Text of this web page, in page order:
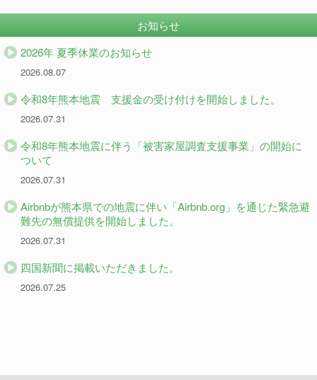
お知らせ
2026年 夏季休業のお知らせ
2026.08.07
令和8年熊本地震 支援金の受け付けを開始しました。
2026.07.31
令和8年熊本地震に伴う「被害家屋調査支援事業」の開始に
ついて
2026.07.31
Airbnbが熊本県での地震に伴い「Airbnb.org」を通じた緊急避
難先の無償提供を開始しました。
2026.07.31
四国新聞に掲載いただきました。
2026.07.25